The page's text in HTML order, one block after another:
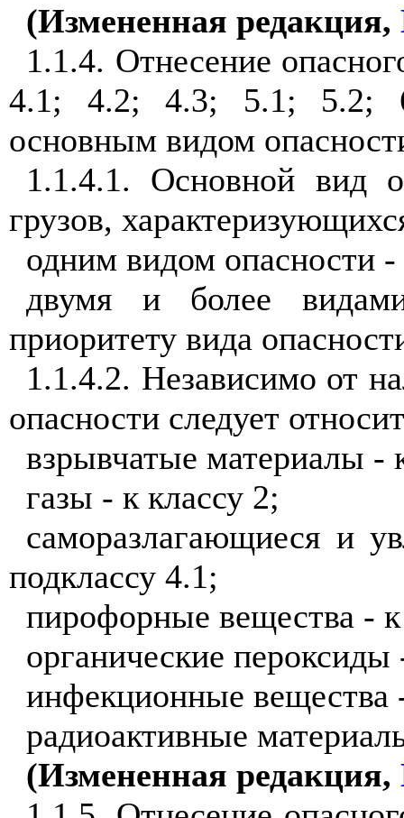
(Измененная редакция,
1.1.4. Отнесение
4.1; 4.2; 4.3; 5.1; 5.2;
основным видом
1.1.4.1. Основной вид
грузов,
одним видом опасности
двумя и более
приоритету вида
1.1.4.2. Независимо от
опасности следует
взрывчатые материалы -
газы - к классу 2;
саморазлагающиеся и
подклассу 4.1;
пирофорные вещества -
органические
инфекционные вещества
радиоактивные
(Измененная редакция,